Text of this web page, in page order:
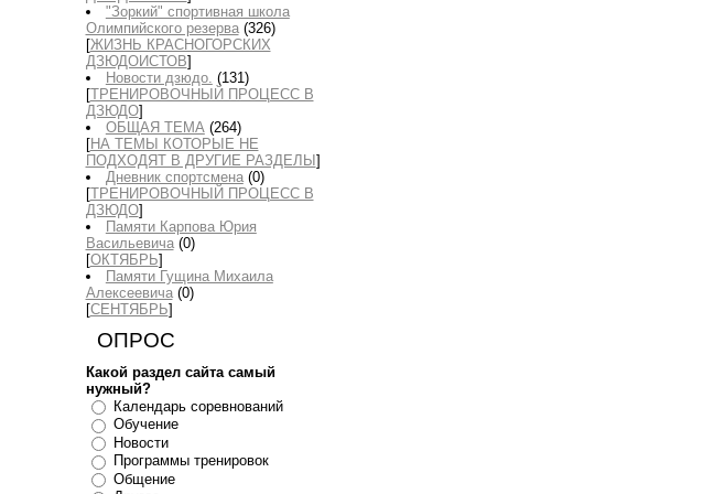
"Зоркий" спортивная школа
Олимпийского резерва (326)
[ЖИЗНЬ КРАСНОГОРСКИХ
ДЗЮДОИСТОВ]
Новости дзюдо. (131)
[ТРЕНИРОВОЧНЫЙ ПРОЦЕСС В
ДЗЮДО]
ОБЩАЯ ТЕМА (264)
[НА ТЕМЫ КОТОРЫЕ НЕ
ПОДХОДЯТ В ДРУГИЕ РАЗДЕЛЫ ]
Дневник спортсмена (0)
[ТРЕНИРОВОЧНЫЙ ПРОЦЕСС В
ДЗЮДО]
Памяти Карпова Юрия
Васильевича (0)
[ОКТЯБРЬ]
Памяти Гущина Михаила
Алексеевича (0)
[СЕНТЯБРЬ]
ОПРОС
Какой раздел сайта самый
нужный?
Календарь соревнований
Обучение
Новости
Программы тренировок
Общение